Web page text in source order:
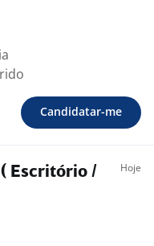
Candidatar-me
Escritório /
Hoje